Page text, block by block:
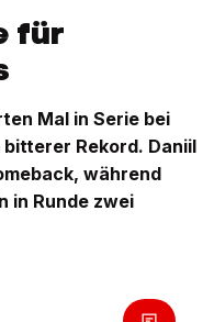
für
Mal in Serie bei
bitterer Rekord. Daniil
während
in Runde zwei